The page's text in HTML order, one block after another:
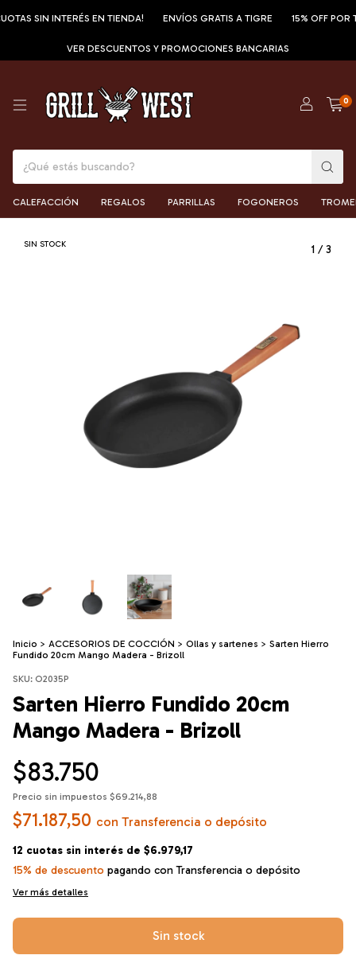
SIN INTERÉS EN TIENDA! ENVÍOS GRATIS A TIGRE 15% OFF POR
VER DESCUENTOS Y PROMOCIONES BANCARIAS
0
CALEFACCIÓN REGALOS PARRILLAS FOGONEROS
SIN STOCK 1 /3
Inicio > ACCESORIOS DE COCCIÓN > Ollas y sartenes > Sarten Hierro
Fundido 20cm Mango Madera - Brizoll
SKU: O2035P
Sarten Hierro Fundido 20cm
Mango Madera - Brizoll
$83.750
Precio sin impuestos $69.214,88
$71.187,50 con Transferencia o depósito
12 cuotas sin interés de $6.979,17
15% de descuento pagando con Transferencia o depósito
Ver más detalles